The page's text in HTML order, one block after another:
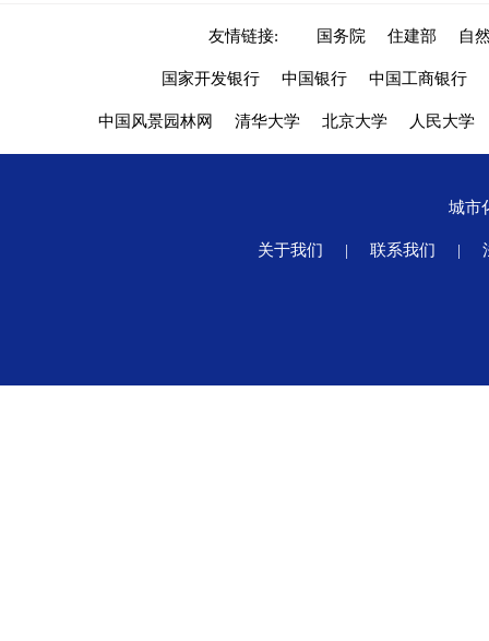
友情链接: 国务院 住建部 自
国家开发银行 中国银行 中国工商银行
中国风景园林网 清华大学 北京大学 人民大学
城市
关于我们 | 联系我们 |